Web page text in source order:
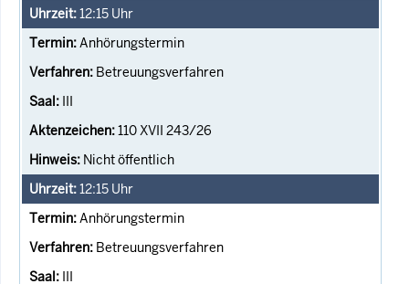
12:15 Uhr
Anhörungstermin
Betreuungsverfahren
III
110 XVII 243/26
Nicht öffentlich
12:15 Uhr
Anhörungstermin
Betreuungsverfahren
III